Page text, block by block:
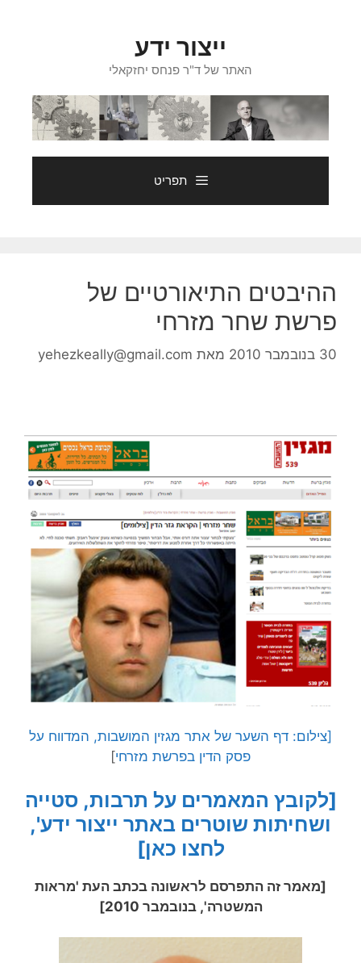
ייצור ידע
האתר של ד"ר פנחס יחזקאלי
תפריט
ההיבטים התיאורטיים של
פרשת שחר מזרחי
30 בנובמבר 2010 מאת yehezkeally@gmail.com
[צילום: דף השער של אתר מגזין המושבות, המדווח על
פסק הדין בפרשת מזרחי]
[לקובץ המאמרים על תרבות, סטייה
ושחיתות שוטרים באתר ייצור ידע',
לחצו כאן]
[מאמר זה התפרסם לראשונה בכתב העת 'מראות
המשטרה', בנובמבר 2010]